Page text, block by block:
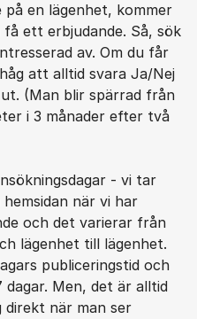
en lägenhet, kommer
ett erbjudande. Så, sök
av. Om du får
att alltid svara Ja/Nej
(Man blir spärrad från
i 3 månader efter två
- vi tar
när vi har
och det varierar från
lägenhet till lägenhet.
publiceringstid och
dagar. Men, det är alltid
när man ser